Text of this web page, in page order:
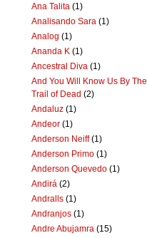
Ana Talita (1)
Analisando Sara (1)
Analog (1)
Ananda K (1)
Ancestral Diva (1)
And You Will Know Us By The
Trail of Dead (2)
Andaluz (1)
Andeor (1)
Anderson Neiff (1)
Anderson Primo (1)
Anderson Quevedo (1)
Andirá (2)
Andralls (1)
Andranjos (1)
Andre Abujamra (15)